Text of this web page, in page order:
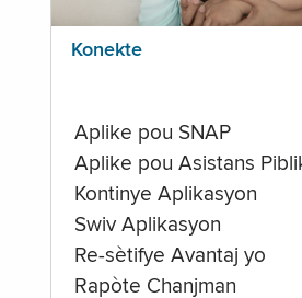
Konekte
Aplike pou SNAP
Aplike pou Asistans
Kontinye Aplikasyon
Swiv Aplikasyon
Re-sètifye Avantaj yo
Rapòte Chanjman